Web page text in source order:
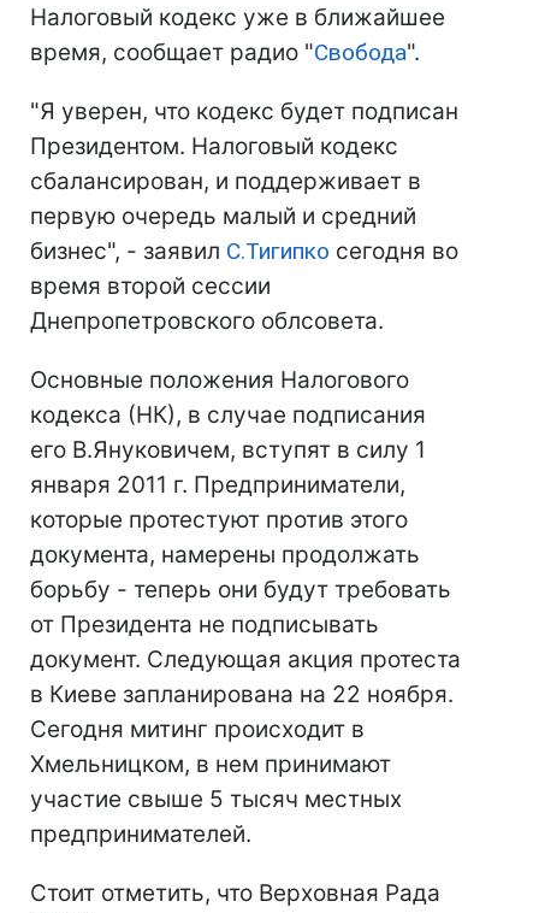
Налоговый кодекс уже в ближайшее
время, сообщает радио "Свобода".
"Я уверен, что кодекс будет подписан
Президентом. Налоговый кодекс
сбалансирован, и поддерживает в
первую очередь малый и средний
бизнес", - заявил С.Тигипко сегодня во
время второй сессии
Днепропетровского облсовета.
Основные положения Налогового
кодекса (НК), в случае подписания
его В.Януковичем, вступят в силу 1
января 2011 г. Предприниматели,
которые протестуют против этого
документа, намерены продолжать
борьбу - теперь они будут требовать
от Президента не подписывать
документ. Следующая акция протеста
в Киеве запланирована на 22 ноября.
Сегодня митинг происходит в
Хмельницком, в нем принимают
участие свыше 5 тысяч местных
предпринимателей.
Стоит отметить, что Верховная Рада